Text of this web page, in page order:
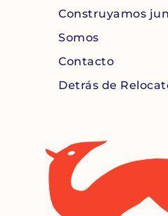
Construyamos
Somos
Contacto
Detrás de